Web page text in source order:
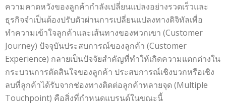
ความคาดหวังของลูกค้ากำลังเปลี่ยนแปลงอย่างรวดเร็วและ
ธุรกิจจำเป็นต้องปรับตัวผ่านการเปลี่ยนแปลงทางดิจิทัลเพื่อ
ทำความเข้าใจลูกค้าและเส้นทางของพวกเขา (Customer
Journey) ปัจจุบันประสบการณ์ของลูกค้า (Customer
Experience) กลายเป็นปัจจัยสำคัญที่ทำให้เกิดความแตกต่างใน
กระบวนการตัดสินใจของลูกค้า ประสบการณ์เชิงบวกหรือเชิง
ลบที่ลูกค้าได้รับจากช่องทางติดต่อลูกค้าหลายจุด (Multiple
Touchpoint) คือสิ่งที่กำหนดแบรนด์ในขณะนี้